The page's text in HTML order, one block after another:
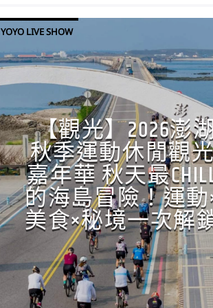
YOYO LIVE SHOW
【觀光】2026澎
秋季運動休閒觀
嘉年華 秋天最
的海島冒險！運動
美食×秘境一次解